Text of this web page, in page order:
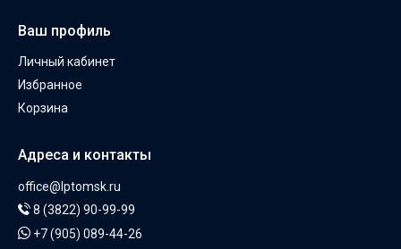
Ваш профиль
Личный кабинет
Избранное
Корзина
Адреса и контакты
office@lptomsk.ru
8 (3822) 90-99-99
+7 (905) 089-44-26